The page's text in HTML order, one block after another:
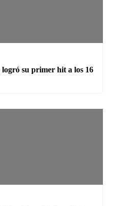
su primer hit a los 16